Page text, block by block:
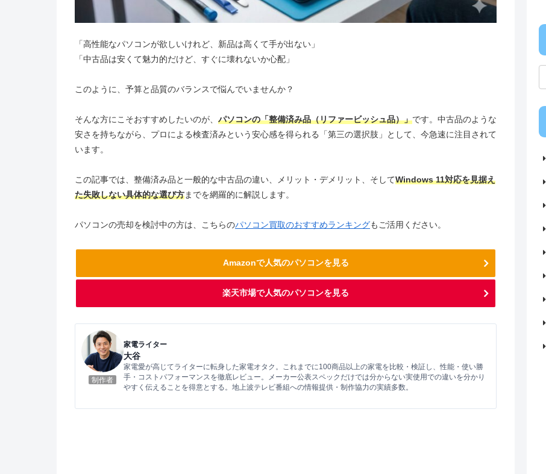
「高性能なパソコンが欲しいけれど、新品は高くて手が出ない」
「中古品は安くて魅力的だけど、すぐに壊れないか心配」
このように、予算と品質のバランスで悩んでいませんか？
そんな方にこそおすすめしたいのが、 パソコンの「整備済み品（リファービッシュ品）」です。中古品のような
安さを持ちながら、プロによる検査済みという安心感を得られる「第三の選択肢」として、今急速に注目されて
います。
この記事では、整備済み品と一般的な中古品の違い、メリット・デメリット、そしてWindows 11対応を見据え
た失敗しない具体的な選び方までを網羅的に解説します。
パソコンの売却を検討中の方は、こちらのパソコン買取のおすすめランキングもご活用ください。
Amazonで人気のパソコンを見る
楽天市場で人気のパソコンを見る
制作者
家電ライター
大谷
家電愛が高じてライターに転身した家電オタク。これまでに100商品以上の家電を比較・検証し、性能・使い勝
手・コストパフォーマンスを徹底レビュー。メーカー公表スペックだけでは分からない実使用での違いを分かり
やすく伝えることを得意とする。地上波テレビ番組への情報提供・制作協力の実績多数。